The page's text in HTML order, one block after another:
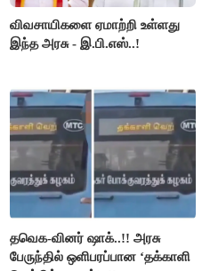
விவசாயிகளை ஏமாற்றி உள்ளது
இந்த அரசு - இ.பி.எஸ்..!
தவெக-வினர் ஷாக்..!! அரசு
பேருந்தில் ஒளிபரப்பான ‘தக்காளி